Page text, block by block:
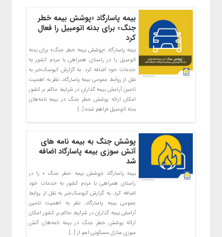
بیمه پاسارگاد «پوشش بیمه خطر
جنگ» برای بدنه اتومبیل را فعال
کرد
بیمه پاسارگاد «پوشش بیمه خطر جنگ» برای بدنه
اتومبیل را در راستای همراهی با مردم کشور به
خدمات خود اضافه کرد. به گزارش کیوسک‌خبر به
نقل از روابط عمومی بیمه پاسارگاد، نظر به اهمیت
تامین آرامش بیمه گذاران در شرایط حاکم بر کشور
امکان ارائه پوشش خطر جنگ در بیمه نامه‌های
بدنه اتومبیل فراهم شده […]
پوشش جنگ به بیمه نامه های
آتش سوزی بیمه پاسارگاد اضافه
شد
بیمه پاسارگاد «پوشش بیمه خطر جنگ » را در
راستای همراهی با مردم کشور به خدمات خود
اضافه کرد. به گزارش کیوسک‌خبر به نقل از روابط
عمومی بیمه پاسارگاد، نظر به اهمیت تامین
آرامش بیمه گذاران در شرایط حاکم بر کشور امکان
ارائه پوشش خطر جنگ در بیمه نامه‌های آتش
سوزی منازل مسکونی اعم از […]